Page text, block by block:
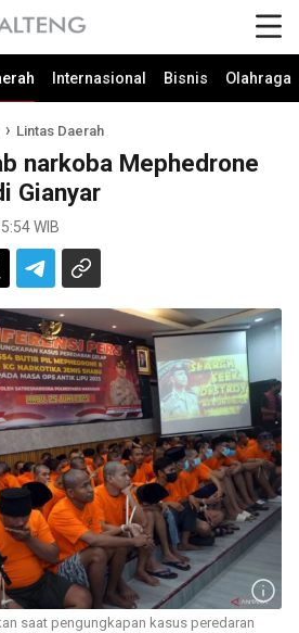
Internasional Bisnis Olahraga
Lintas Daerah
narkoba Mephedrone
Gianyar
WIB
saat pengungkapan kasus peredaran